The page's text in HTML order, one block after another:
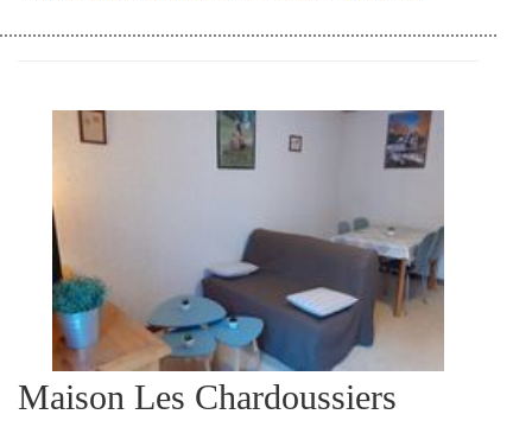
Maison Les Chardoussiers